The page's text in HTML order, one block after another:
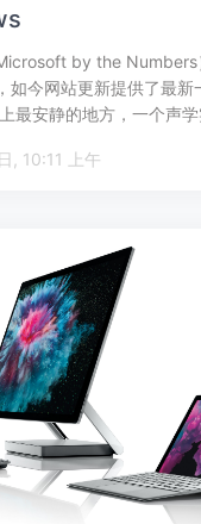
by the Numbers
如今网站更新提供了最新
最安静的地方，一个声
2018 年 10 月 29 日, 10:11 上午